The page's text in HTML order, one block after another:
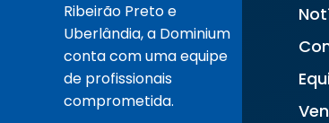
Ribeirão Preto e
Uberlândia, a Dominium
conta com uma equipe
de profissionais
comprometida.